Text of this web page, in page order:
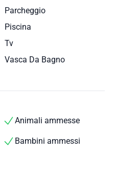
Parcheggio
Piscina
Tv
Vasca Da Bagno
Animali ammesse
Bambini ammessi